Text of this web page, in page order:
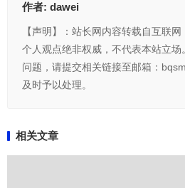
作者: dawei
【声明】：站长网内容转载自互联
个人观点绝非权威，不代表本站立
问题，请提交相关链接至邮箱：
及时予以处理。
相关文章